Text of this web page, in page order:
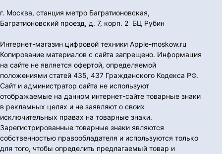
г. Москва, станция метро Багратионовская,
Багратионовский проезд, д. 7, корп. 2 БЦ Рубин
Интернет-магазин цифровой техники Apple-moskow.ru
Копирование материалов с сайта запрещено. Информация
на сайте не является офертой, определяемой
положениями статей 435, 437 Гражданского Кодекса РФ.
Сайт и администратор сайта не используют
отображаемые на данном интернет-сайте товарные знаки
в рекламных целях и не заявляют о своих
исключительных правах на товарные знаки.
Зарегистрированные товарные знаки являются
собственностью правообладателя и используются только
для того, чтобы определить предлагаемый товар и